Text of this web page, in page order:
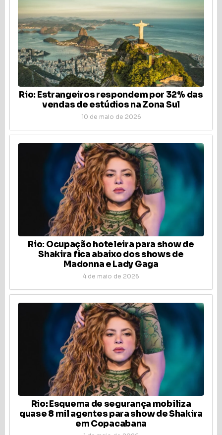
Rio: Estrangeiros respondem por 32% das
vendas de estúdios na Zona Sul
10 de maio de 2026
Rio: Ocupação hoteleira para show de
Shakira fica abaixo dos shows de
Madonna e Lady Gaga
4 de maio de 2026
Rio: Esquema de segurança mobiliza
quase 8 mil agentes para show de Shakira
em Copacabana